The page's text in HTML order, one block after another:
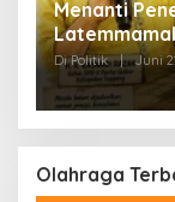
Menanti
Di Politik | Juni
Olahraga